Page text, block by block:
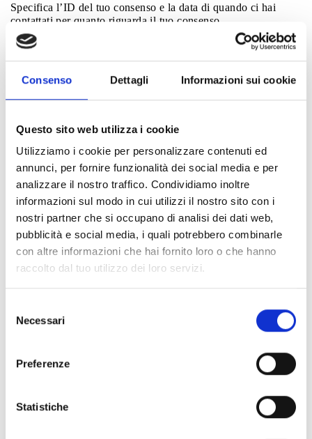
Consenso Dettagli Informazioni sui cookie
Questo sito web utilizza i cookie
Utilizziamo i cookie per personalizzare contenuti ed
annunci, per fornire funzionalità dei social media e per
analizzare il nostro traffico. Condividiamo inoltre
informazioni sul modo in cui utilizzi il nostro sito con i
nostri partner che si occupano di analisi dei dati web,
pubblicità e social media, i quali potrebbero combinarle
con altre informazioni che hai fornito loro o che hanno
raccolto dal tuo utilizzo dei loro servizi.
delNecessari
Preferenze
Statistiche
Specifica l’ID del tuo consenso e la data di quando ci hai
contattati per quanto riguarda il tuo consenso.
Il tuo consenso si applica ai seguenti siti web:
Il tuo stato attuale: Rifiuta.
daCookiebot:
Necessari (5)
I cookie necessari contribuiscono a rendere fruibile il sito
web abilitandone funzionalità di base quali la navigazione
sulle pagine e l'accesso alle aree protette del sito. Il sito
web non è in grado di funzionare correttamente senza
questi cookie.
Nome Fornitore Scopo
di
CookieCon
1 anno
giorni